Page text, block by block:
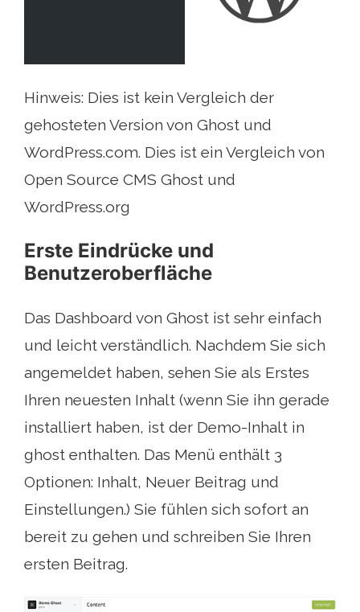
Hinweis: Dies ist kein Vergleich der
gehosteten Version von Ghost und
WordPress.com. Dies ist ein Vergleich von
Open Source CMS Ghost und
WordPress.org
Erste Eindrücke und
Benutzeroberfläche
Das Dashboard von Ghost ist sehr einfach
und leicht verständlich. Nachdem Sie sich
angemeldet haben, sehen Sie als Erstes
Ihren neuesten Inhalt (wenn Sie ihn gerade
installiert haben, ist der Demo-Inhalt in
ghost enthalten. Das Menü enthält 3
Optionen: Inhalt, Neuer Beitrag und
Einstellungen.) Sie fühlen sich sofort an
bereit zu gehen und schreiben Sie Ihren
ersten Beitrag.